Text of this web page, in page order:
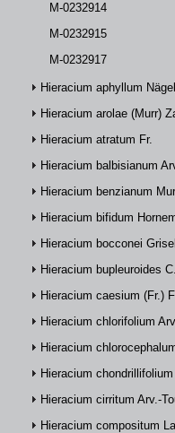
M-0232914
M-0232915
M-0232917
Hieracium aphyllum
Hieracium arolae (Murr)
Hieracium atratum Fr.
Hieracium balbisianum
Hieracium benzianum
Hieracium bifidum
Hieracium bocconei
Hieracium bupleuroides
Hieracium caesium (Fr.)
Hieracium chlorifolium
Hieracium
Hieracium chondrillifolium
Hieracium cirritum Arv.-
Hieracium compositum